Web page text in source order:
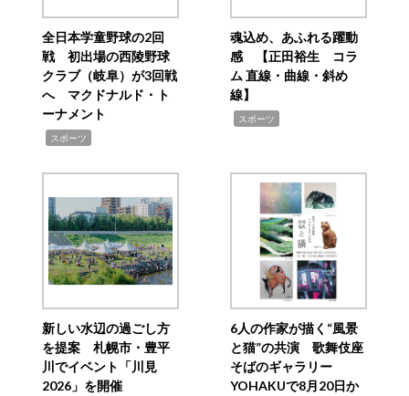
全日本学童野球の2回
戦 初出場の西陵野球
クラブ（岐阜）が3回戦
へ マクドナルド・ト
ーナメント
スポーツ
魂込め、あふれる躍動
感 【正田裕生 コラ
ム 直線・曲線・斜め
線】
スポーツ
新しい水辺の過ごし方
を提案 札幌市・豊平
川でイベント「川見
2026」を開催
6人の作家が描く“風景
と猫”の共演 歌舞伎座
そばのギャラリー
YOHAKUで8月20日か